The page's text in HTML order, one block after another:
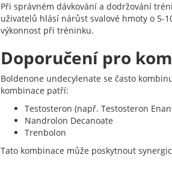
Při správném dávkování a dodržování
uživatelů hlásí nárůst svalové hmoty o 5-
výkonnost při tréninku.
Doporučení pro
Boldenone undecylenate se často
kombinace patří:
Testosteron (např. Testosteron
Nandrolon Decanoate
Trenbolon
Tato kombinace může poskytnout